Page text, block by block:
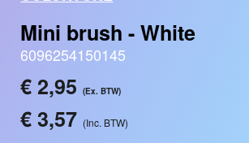
Mini brush - White
6096254150145
Reguliere
€ 2,95(Ex. BTW)
€ 3,57 (Inc. BTW)